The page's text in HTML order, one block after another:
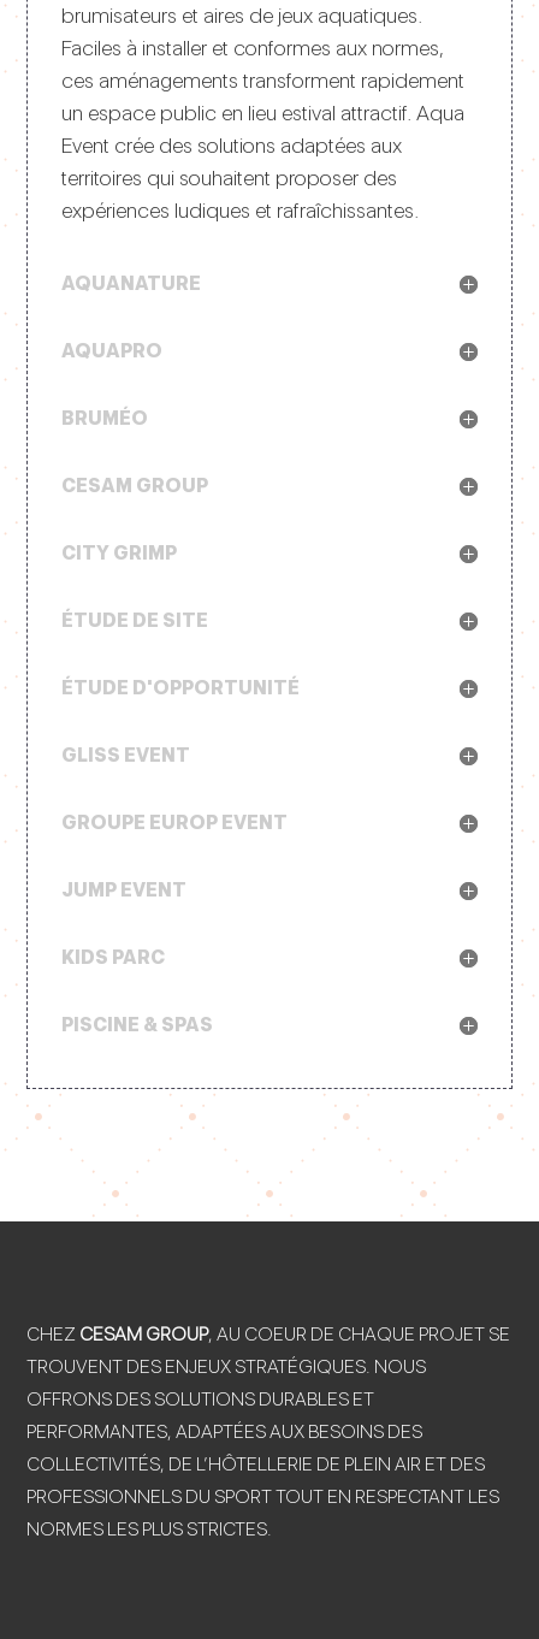
brumisateurs et aires de jeux aquatiques.
Faciles à installer et conformes aux normes,
ces aménagements transforment rapidement
un espace public en lieu estival attractif. Aqua
Event crée des solutions adaptées aux
territoires qui souhaitent proposer des
expériences ludiques et rafraîchissantes.
AQUANATURE
AQUAPRO
BRUMÉO
CESAM GROUP
CITY GRIMP
ÉTUDE DE SITE
ÉTUDE D'OPPORTUNITÉ
GLISS EVENT
GROUPE EUROP EVENT
JUMP EVENT
KIDS PARC
PISCINE & SPAS
CHEZ CESAM GROUP, AU COEUR DE CHAQUE PROJET SE
TROUVENT DES ENJEUX STRATÉGIQUES. NOUS
OFFRONS DES SOLUTIONS DURABLES ET
PERFORMANTES, ADAPTÉES AUX BESOINS DES
COLLECTIVITÉS, DE L’HÔTELLERIE DE PLEIN AIR ET DES
PROFESSIONNELS DU SPORT TOUT EN RESPECTANT LES
NORMES LES PLUS STRICTES.